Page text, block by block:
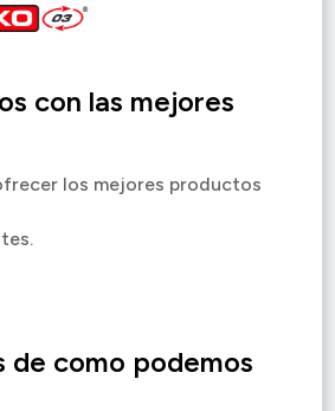
con las mejores
los mejores productos
de como podemos